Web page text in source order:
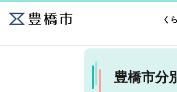
く
豊橋市分